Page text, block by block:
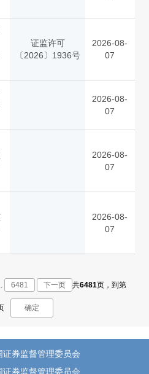
证监许可
〔2026〕1936号
2026-08-
07
2026-08-
07
2026-08-
07
2026-08-
07
6481 下一页 共6481页， 到第
确定
证券监督管理委员会
证券监督管理委员会